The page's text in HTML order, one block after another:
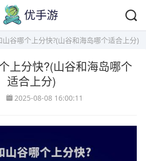
山谷哪个上分快?(山谷和海岛哪个适合上分)
上分快?(山谷和海岛哪个
适合上分)
2025-08-08 16:00:11